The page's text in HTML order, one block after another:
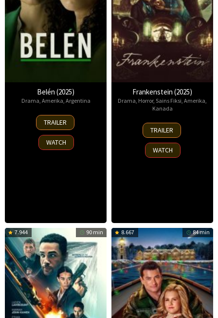
Belén (2025)
Drama Amerika Argentina
18
Sep
2025
TRAILER
WATCH
Frankenstein (2025)
Drama Horror, Sains Fiksi Amerika
Kanada
17
Oct
2025
TRAILER
WATCH
7.944 90 min 8.667 84 min